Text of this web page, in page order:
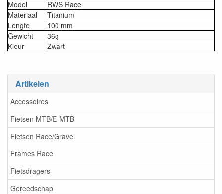
Artikelen
Accessoires
Fietsen MTB/E-MTB
Fietsen Race/Gravel
Frames Race
Fietsdragers
Gereedschap
Model
RWS Race
Materiaal
Titanium
Lengte
100 mm
Gewicht
36g
Kleur
Zwart